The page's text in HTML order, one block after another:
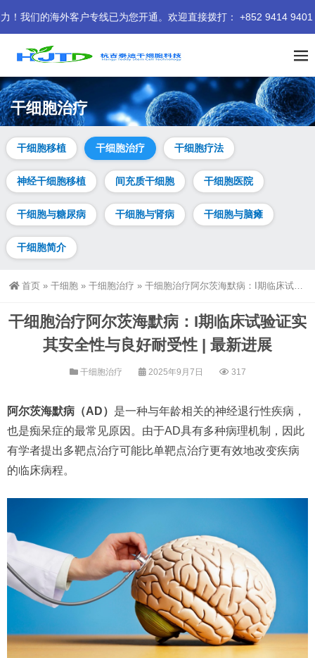
的海外客户专线已为您开通。欢迎直接拨打： +852 9414 9401 我们
干细胞治疗
干细胞移植 干细胞治疗 干细胞疗法
神经干细胞移植 间充质干细胞 干细胞医院
干细胞与糖尿病 干细胞与肾病 干细胞与脑瘫
干细胞简介
首页 » 干细胞 » 干细胞治疗 » 干细胞治疗阿尔茨海默病：I期临床试验证实其安全性与良好耐受性 | 最新进展
干细胞治疗阿尔茨海默病：I期临床试验证实
其安全性与良好耐受性 | 最新进展
干细胞治疗 2025年9月7日 317
阿尔茨海默病（AD） 是一种与年龄相关的神经退行性疾病，
也是痴呆症的最常见原因。由于AD具有多种病理机制，因此
有学者提出多靶点治疗可能比单靶点治疗更有效地改变疾病
的临床病程。